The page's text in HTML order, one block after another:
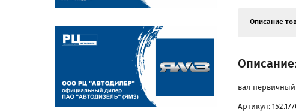
Описание
вал первичный
Артикул: